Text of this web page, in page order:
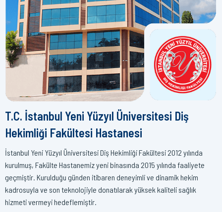
T.C. İstanbul Yeni Yüzyıl Üniversitesi Diş
Hekimliği Fakültesi Hastanesi
İstanbul Yeni Yüzyıl Üniversitesi Diş Hekimliği Fakültesi 2012 yılında
kurulmuş, Fakülte Hastanemiz yeni binasında 2015 yılında faaliyete
geçmiştir. Kurulduğu günden itibaren deneyimli ve dinamik hekim
kadrosuyla ve son teknolojiyle donatılarak yüksek kaliteli sağlık
hizmeti vermeyi hedeflemiştir.